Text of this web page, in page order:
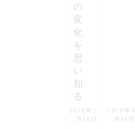
の
変
化
を
思
い
知
る
2018年5
月16日
2018年4
月14日